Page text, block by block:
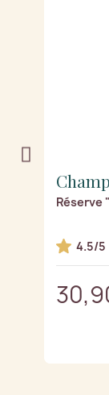
Réserve
4.5/5